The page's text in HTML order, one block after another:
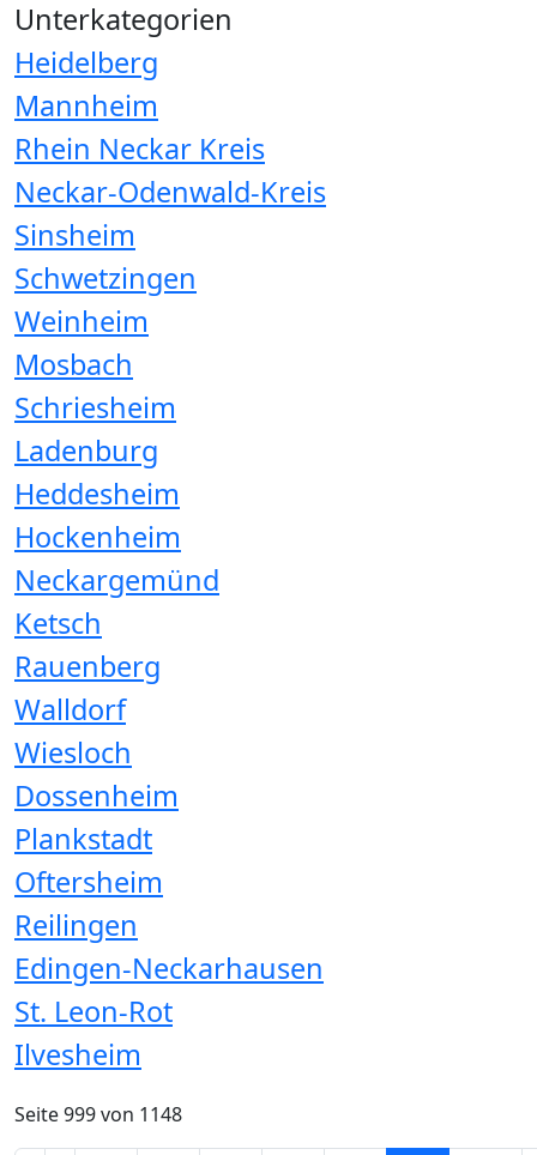
Unterkategorien
Heidelberg
Mannheim
Rhein Neckar Kreis
Neckar-Odenwald-Kreis
Sinsheim
Schwetzingen
Weinheim
Mosbach
Schriesheim
Ladenburg
Heddesheim
Hockenheim
Neckargemünd
Ketsch
Rauenberg
Walldorf
Wiesloch
Dossenheim
Plankstadt
Oftersheim
Reilingen
Edingen-Neckarhausen
St. Leon-Rot
Ilvesheim
Seite 999 von 1148